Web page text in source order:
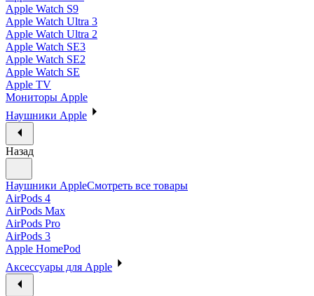
Apple Watch S9
Apple Watch Ultra 3
Apple Watch Ultra 2
Apple Watch SE3
Apple Watch SE2
Apple Watch SE
Apple TV
Мониторы Apple
Наушники Apple
Назад
Наушники AppleСмотреть все товары
AirPods 4
AirPods Max
AirPods Pro
AirPods 3
Apple HomePod
Аксессуары для Apple